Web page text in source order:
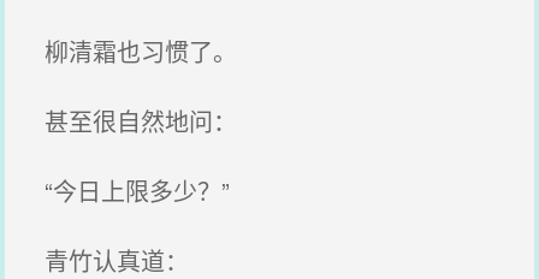
柳清霜也习惯了。
甚至很自然地问：
“今日上限多少？”
青竹认真道：